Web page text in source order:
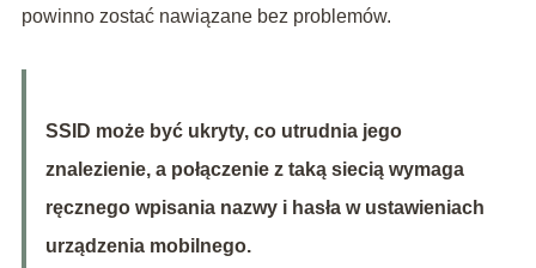
powinno zostać nawiązane bez problemów.
SSID może być ukryty, co utrudnia jego
znalezienie, a połączenie z taką siecią wymaga
ręcznego wpisania nazwy i hasła w ustawieniach
urządzenia mobilnego.